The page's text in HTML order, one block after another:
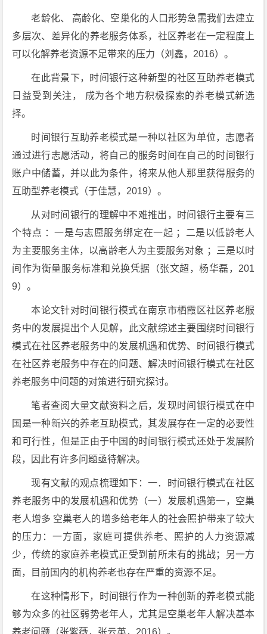
老龄化、 高龄化、空巢化的人口形势急需我们去建立
多层次、差异化的养老服务体系，社区养老在一定程度上
可以化解养老资源不足带来的压力（刘鑫，2016）。
在此背景下，时间银行这种新型的社区互助养老模式
日益受到关注， 成为各个地方积极探索的养老模式新选
择。
时间银行互助养老模式是一种以社区为单位，志愿者
通过进行志愿活动，将自己的服务时间在自己的时间银行
账户中储蓄，并以此为条件，将来从他人那里获得服务的
互助型养老模式（于佳慧，2019）。
从对时间银行的理解中不难推出，时间银行主要有三
个特点 ：一是与志愿服务绑定在一起 ；二是以低龄老人
为主要服务主体，以高龄老人为主要服务对象 ；三是以时
间作为衡量服务标准和兑换凭据（张文超，杨华磊，201
9）。
本论文针对时间银行模式在南京市栖霞区社区养老服
务中的发展提出个人见解，此文献综述主要围绕时间银行
模式在社区养老服务中的发展机遇和优势、时间银行模式
在社区养老服务中存在的问题、解决时间银行模式在社区
养老服务中问题的对策进行研究探讨。
笔者查阅大量文献资料之后，发现时间银行模式在中
国是一种新兴的养老互助模式，其发展存在一定的必要性
和可行性，但是正由于中国的时间银行模式还处于发展阶
段，因此有许多问题亟待解决。
现有文献的观点梳理如下：一．时间银行模式在社区
养老服务中的发展机遇和优势（一）发展机遇第一，空巢
老人增多 空巢老人的增多给老年人的社会照护带来了较大
的压力：一方面，家庭可提供养老、照护的人力资源减
少，传统的家庭养老模式正受到前所未有的挑战；另一方
面，目前国内的机构养老也存在严重的资源不足。
在这种情形下，时间银行作为一种创新的养老模式能
够为众多的社区弱势老年人，尤其是空巢老年人解决基本
养老问题（张紫薇，张云英，2016）。